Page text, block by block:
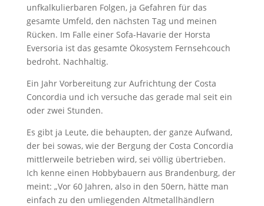
unfkalkulierbaren Folgen, ja Gefahren für das
gesamte Umfeld, den nächsten Tag und meinen
Rücken. Im Falle einer Sofa-Havarie der Horsta
Eversoria ist das gesamte Ökosystem Fernsehcouch
bedroht. Nachhaltig.
Ein Jahr Vorbereitung zur Aufrichtung der Costa
Concordia und ich versuche das gerade mal seit ein
oder zwei Stunden.
Es gibt ja Leute, die behaupten, der ganze Aufwand,
der bei sowas, wie der Bergung der Costa Concordia
mittlerweile betrieben wird, sei völlig übertrieben.
Ich kenne einen Hobbybauern aus Brandenburg, der
meint: „Vor 60 Jahren, also in den 50ern, hätte man
einfach zu den umliegenden Altmetallhändlern